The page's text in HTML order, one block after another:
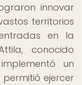
innovar
territorios
en la
conocido
un
ejercer